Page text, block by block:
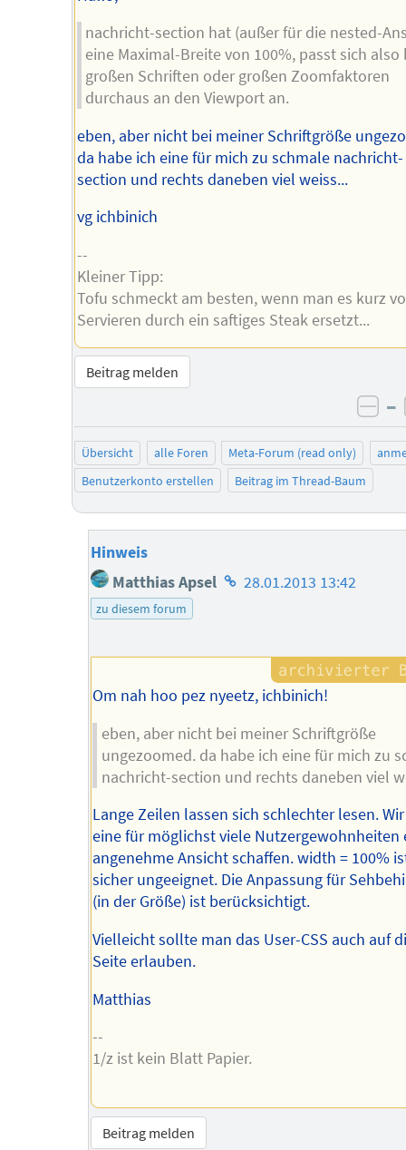
nachricht-section hat (außer für die nested-
eine Maximal-Breite von 100%, passt sich also
großen Schriften oder großen Zoomfaktoren
durchaus an den Viewport an.
eben, aber nicht bei meiner Schriftgröße
da habe ich eine für mich zu schmale nachricht-
section und rechts daneben viel weiss...
vg ichbinich
--
Kleiner Tipp:
Tofu schmeckt am besten, wenn man es kurz
Servieren durch ein saftiges Steak ersetzt...
Beitrag melden
–
Übersicht alle Foren Meta-Forum (read only)
Benutzerkonto erstellen
Beitrag im Thread-Baum
Hinweis
Matthias Apsel Homepage
28.01.2013 13:42
zu diesem forum
Om nah hoo pez nyeetz, ichbinich!
eben, aber nicht bei meiner Schriftgröße
ungezoomed. da habe ich eine für mich zu
nachricht-section und rechts daneben viel
Lange Zeilen lassen sich schlechter lesen.
eine für möglichst viele Nutzergewohnheiten
angenehme Ansicht schaffen. width = 100%
sicher ungeeignet. Die Anpassung für
(in der Größe) ist berücksichtigt.
Vielleicht sollte man das User-CSS auch auf
Seite erlauben.
Matthias
--
1/z ist kein Blatt Papier.
Beitrag melden